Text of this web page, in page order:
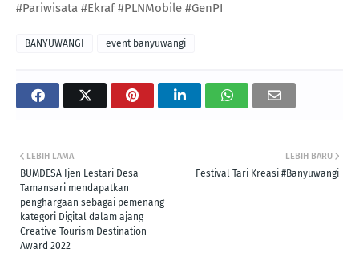
#Pariwisata #Ekraf #PLNMobile #GenPI
BANYUWANGI event banyuwangi
LEBIH BARU
Festival Tari Kreasi #Banyuwangi
LEBIH LAMA
BUMDESA Ijen Lestari Desa
Tamansari mendapatkan
penghargaan sebagai pemenang
kategori Digital dalam ajang
Creative Tourism Destination
Award 2022